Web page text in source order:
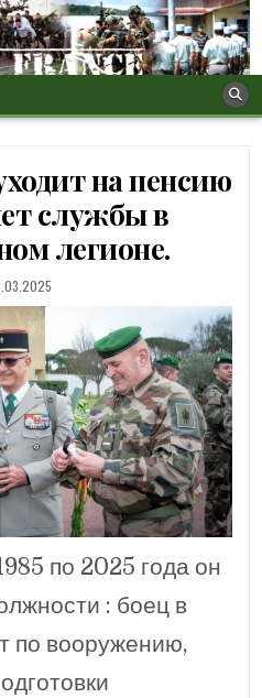
на пенсию
службы в
легионе.
по 2025 года он
: боец в
по вооружению,